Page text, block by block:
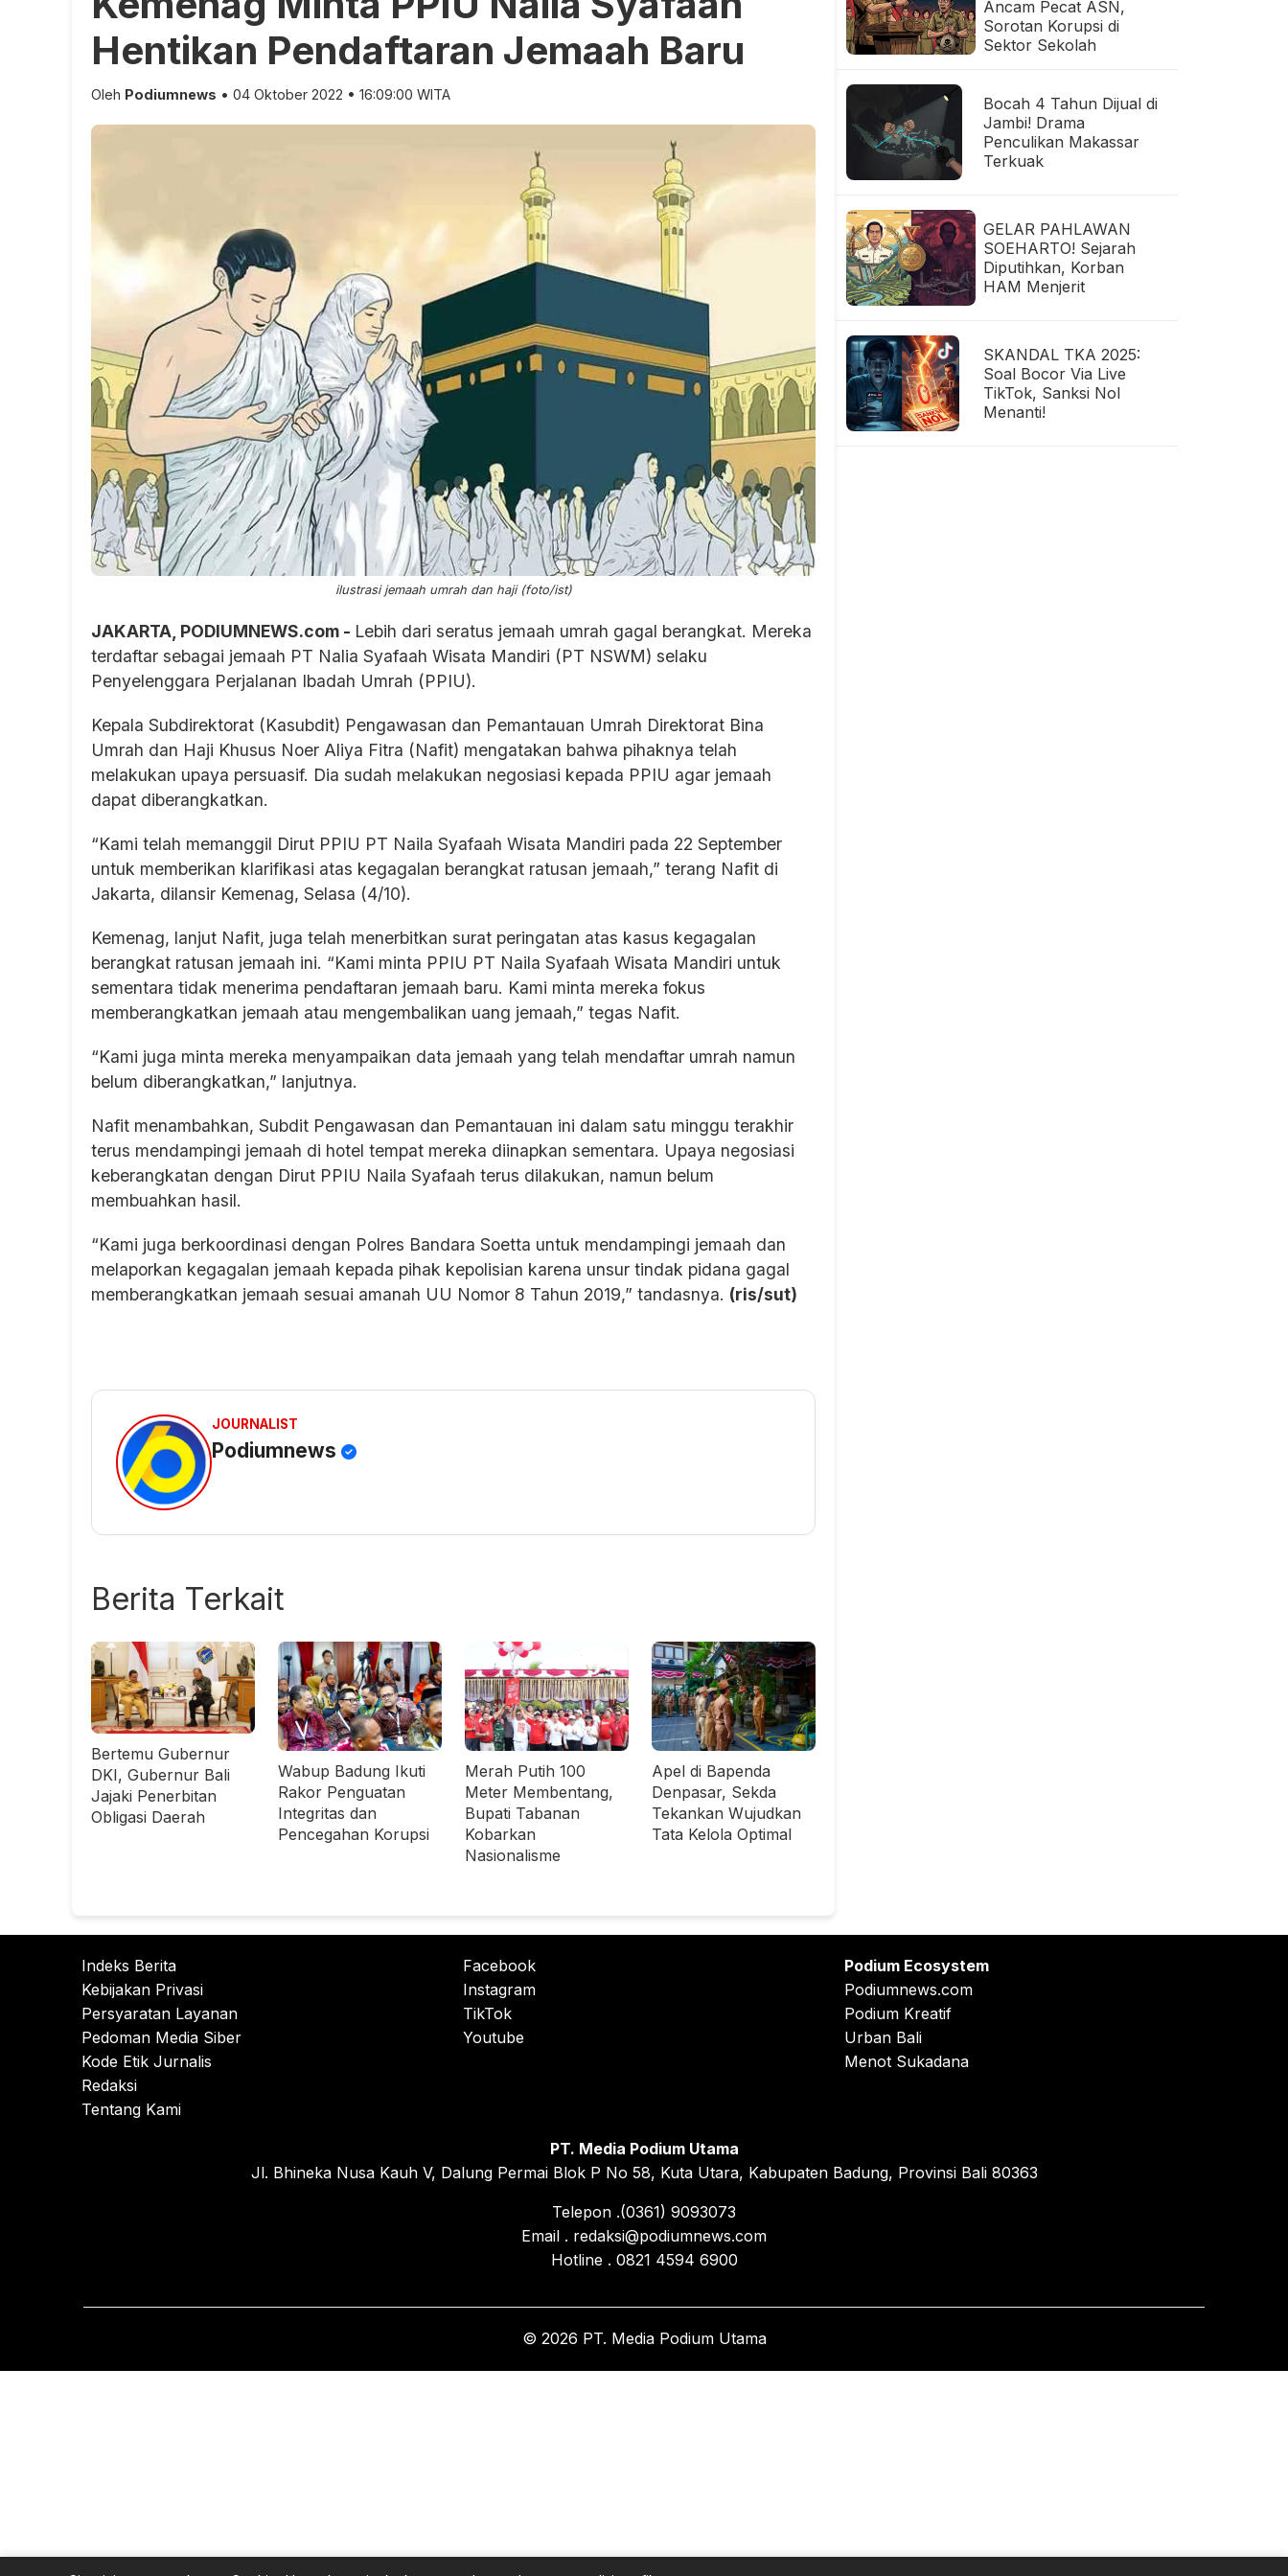
Hentikan Pendaftaran Jemaah Baru
Oleh Podiumnews • 04 Oktober 2022 • 16:09:00 WITA
ilustrasi jemaah umrah dan haji (foto/ist)
JAKARTA, PODIUMNEWS.com - Lebih dari seratus jemaah umrah gagal berangkat. Mereka
terdaftar sebagai jemaah PT Nalia Syafaah Wisata Mandiri (PT NSWM) selaku
Penyelenggara Perjalanan Ibadah Umrah (PPIU).
Kepala Subdirektorat (Kasubdit) Pengawasan dan Pemantauan Umrah Direktorat Bina
Umrah dan Haji Khusus Noer Aliya Fitra (Nafit) mengatakan bahwa pihaknya telah
melakukan upaya persuasif. Dia sudah melakukan negosiasi kepada PPIU agar jemaah
dapat diberangkatkan.
“Kami telah memanggil Dirut PPIU PT Naila Syafaah Wisata Mandiri pada 22 September
untuk memberikan klarifikasi atas kegagalan berangkat ratusan jemaah,” terang Nafit di
Jakarta, dilansir Kemenag, Selasa (4/10).
Kemenag, lanjut Nafit, juga telah menerbitkan surat peringatan atas kasus kegagalan
berangkat ratusan jemaah ini. “Kami minta PPIU PT Naila Syafaah Wisata Mandiri untuk
sementara tidak menerima pendaftaran jemaah baru. Kami minta mereka fokus
memberangkatkan jemaah atau mengembalikan uang jemaah,” tegas Nafit.
“Kami juga minta mereka menyampaikan data jemaah yang telah mendaftar umrah namun
belum diberangkatkan,” lanjutnya.
Nafit menambahkan, Subdit Pengawasan dan Pemantauan ini dalam satu minggu terakhir
terus mendampingi jemaah di hotel tempat mereka diinapkan sementara. Upaya negosiasi
keberangkatan dengan Dirut PPIU Naila Syafaah terus dilakukan, namun belum
membuahkan hasil.
“Kami juga berkoordinasi dengan Polres Bandara Soetta untuk mendampingi jemaah dan
melaporkan kegagalan jemaah kepada pihak kepolisian karena unsur tindak pidana gagal
memberangkatkan jemaah sesuai amanah UU Nomor 8 Tahun 2019,” tandasnya. (ris/sut)
JOURNALIST
Podiumnews
Berita Terkait
Bertemu Gubernur
DKI, Gubernur Bali
Jajaki Penerbitan
Obligasi Daerah
Wabup Badung Ikuti
Rakor Penguatan
Integritas dan
Pencegahan Korupsi
Merah Putih 100
Meter Membentang,
Bupati Tabanan
Kobarkan
Nasionalisme
Apel di Bapenda
Denpasar, Sekda
Tekankan Wujudkan
Tata Kelola Optimal
Ancam Pecat ASN,
Sorotan Korupsi di
Sektor Sekolah
Bocah 4 Tahun Dijual di
Jambi! Drama
Penculikan Makassar
Terkuak
GELAR PAHLAWAN
SOEHARTO! Sejarah
Diputihkan, Korban
HAM Menjerit
SKANDAL TKA 2025:
Soal Bocor Via Live
TikTok, Sanksi Nol
Menanti!
Indeks Berita
Kebijakan Privasi
Persyaratan Layanan
Pedoman Media Siber
Kode Etik Jurnalis
Redaksi
Tentang Kami
Facebook
Instagram
TikTok
Youtube
Podium Ecosystem
Podiumnews.com
Podium Kreatif
Urban Bali
Menot Sukadana
PT. Media Podium Utama
Jl. Bhineka Nusa Kauh V, Dalung Permai Blok P No 58, Kuta Utara, Kabupaten Badung, Provinsi Bali 80363
Telepon .(0361) 9093073
Email . redaksi@podiumnews.com
Hotline . 0821 4594 6900
© 2026 PT. Media Podium Utama